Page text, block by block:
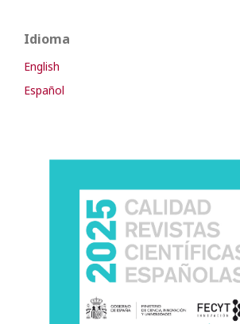
Idioma
English
Español